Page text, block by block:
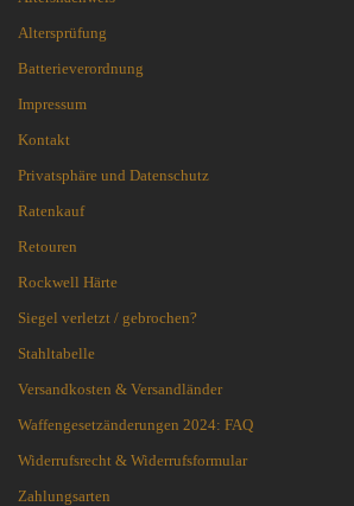
Altersprüfung
Batterieverordnung
Impressum
Kontakt
Privatsphäre und Datenschutz
Ratenkauf
Retouren
Rockwell Härte
Siegel verletzt / gebrochen?
Stahltabelle
Versandkosten & Versandländer
Waffengesetzänderungen 2024: FAQ
Widerrufsrecht & Widerrufsformular
Zahlungsarten